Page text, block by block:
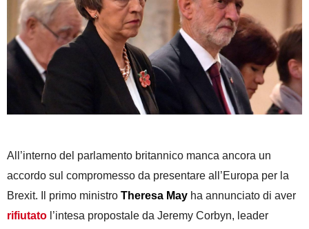
All’interno del parlamento britannico manca ancora un
accordo sul compromesso da presentare all’Europa per la
Brexit. Il primo ministro Theresa May ha annunciato di aver
rifiutato l’intesa propostale da Jeremy Corbyn, leader